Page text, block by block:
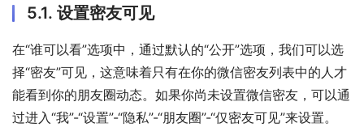
5.1. 设置密友可见
在“谁可以看”选项中，通过默认的“公开”选项，我们可以选
择“密友”可见，这意味着只有在你的微信密友列表中的人才
能看到你的朋友圈动态。如果你尚未设置微信密友，可以通
过进入“我”-“设置”-“隐私”-“朋友圈”-“仅密友可见”来设置。